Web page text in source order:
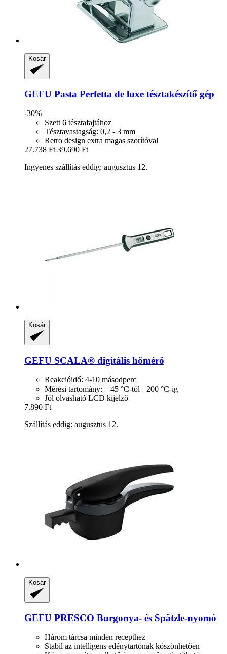
Kosár
GEFU Pasta Perfetta de luxe tésztakészítő gép
-30%
Szett 6 tésztafajtához
Tésztavastagság: 0,2 - 3 mm
Retro design extra magas szorítóval
27.738 Ft 39.690 Ft
Ingyenes szállítás eddig: augusztus 12.
Kosár
GEFU SCALA® digitális hőmérő
Reakcióidő: 4-10 másodperc
Mérési tartomány: – 45 °C-tól +200 °C-ig
Jól olvasható LCD kijelző
7.890 Ft
Szállítás eddig: augusztus 12.
Kosár
GEFU PRESCO Burgonya-​ és Spätzle-​nyomó
Három tárcsa minden recepthez
Stabil az intelligens edénytartónak köszönhetően